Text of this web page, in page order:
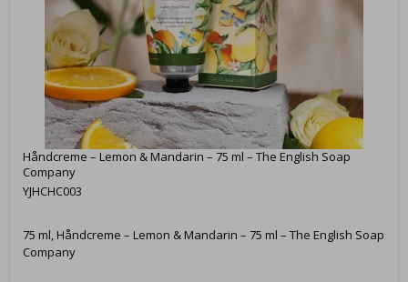
Håndcreme – Lemon & Mandarin – 75 ml – The English Soap
Company
YJHCHC003
75 ml, Håndcreme – Lemon & Mandarin – 75 ml – The English Soap
Company